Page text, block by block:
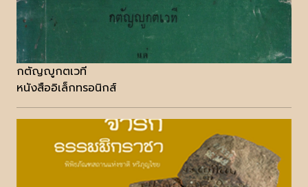
กตัญญูกตเวที
หนังสืออิเล็กทรอนิกส์